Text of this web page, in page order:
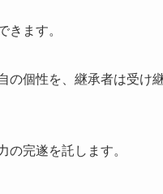
きます。
個性を、継承者は受け
完遂を託します。